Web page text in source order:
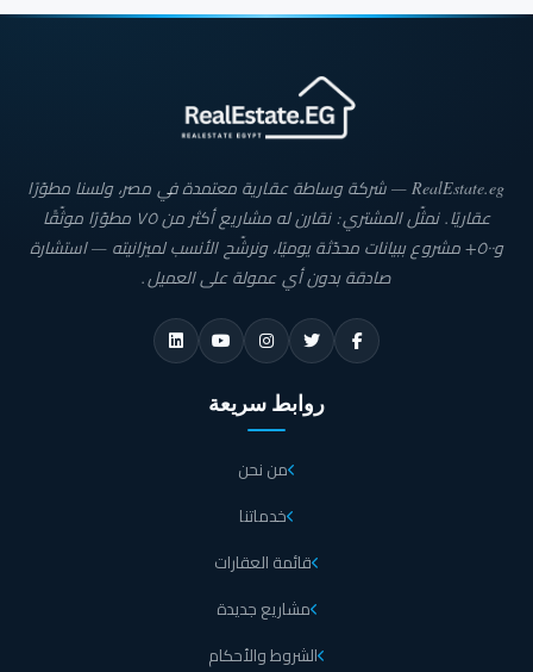
RealEstate.eg — شركة وساطة عقارية معتمدة في مصر، ولسنا مطوّرًا
عقاريًا. نمثّل المشتري: نقارن له مشاريع أكثر من ٧٥ مطوّرًا موثّقًا
و٥٠٠+ مشروع ببيانات محدّثة يوميًا، ونرشّح الأنسب لميزانيته — استشارة
صادقة بدون أي عمولة على العميل.
روابط سريعة
من نحن
خدماتنا
قائمة العقارات
مشاريع جديدة
الشروط والأحكام